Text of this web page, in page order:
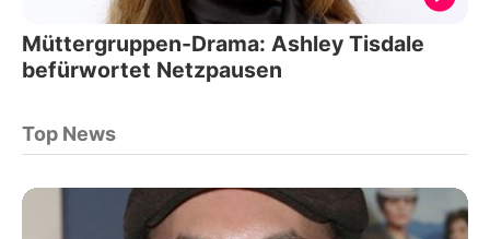
Müttergruppen-Drama: Ashley Tisdale
befürwortet Netzpausen
Top News